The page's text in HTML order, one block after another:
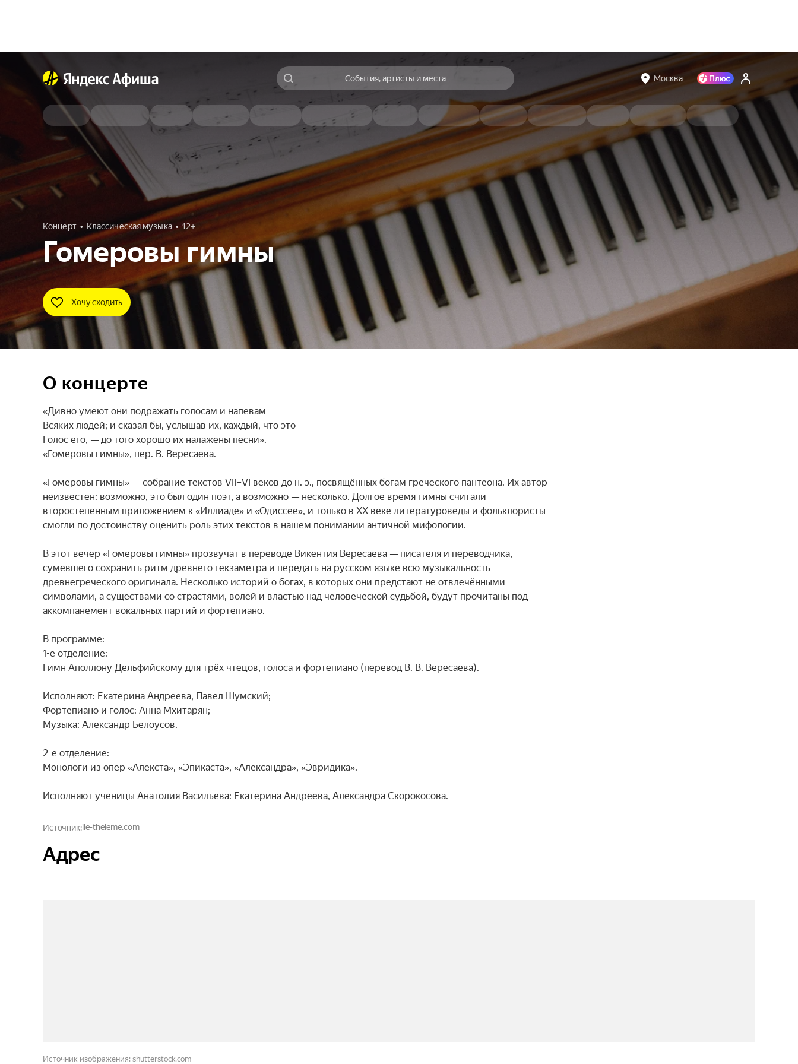
События, артисты и места Москва
Концерт Классическая музыка 12+
Гомеровы гимны
Хочу сходить
О концерте
«Дивно умеют они подражать голосам и напевам
Всяких людей; и сказал бы, услышав их, каждый, что это
Голос его, — до того хорошо их налажены песни».
«Гомеровы гимны», пер. В. Вересаева.
«Гомеровы гимны» — собрание текстов VII–VI веков до н. э., посвящённых богам греческого пантеона. Их автор
неизвестен: возможно, это был один поэт, а возможно — несколько. Долгое время гимны считали
второстепенным приложением к «Иллиаде» и «Одиссее», и только в XX веке литературоведы и фольклористы
смогли по достоинству оценить роль этих текстов в нашем понимании античной мифологии.
В этот вечер «Гомеровы гимны» прозвучат в переводе Викентия Вересаева — писателя и переводчика,
сумевшего сохранить ритм древнего гекзаметра и передать на русском языке всю музыкальность
древнегреческого оригинала. Несколько историй о богах, в которых они предстают не отвлечёнными
символами, а существами со страстями, волей и властью над человеческой судьбой, будут прочитаны под
аккомпанемент вокальных партий и фортепиано.
В программе:
1-е отделение:
Гимн Аполлону Дельфийскому для трёх чтецов, голоса и фортепиано (перевод В. В. Вересаева).
Исполняют: Екатерина Андреева, Павел Шумский;
Фортепиано и голос: Анна Мхитарян;
Музыка: Александр Белоусов.
2-е отделение:
Монологи из опер «Алекста», «Эпикаста», «Александра», «Эвридика».
Исполняют ученицы Анатолия Васильева: Екатерина Андреева, Александра Скорокосова.
Источникile-theleme.com
Адрес
Источник изображения: shutterstock.com